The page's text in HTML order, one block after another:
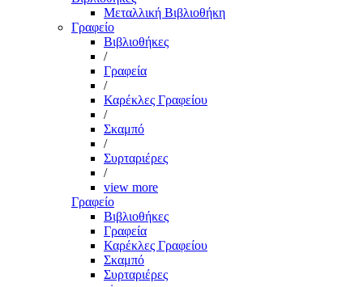
Μεταλλική Βιβλιοθήκη
Γραφείο
Βιβλιοθήκες
/
Γραφεία
/
Καρέκλες Γραφείου
/
Σκαμπό
/
Συρταριέρες
/
view more
Γραφείο
Βιβλιοθήκες
Γραφεία
Καρέκλες Γραφείου
Σκαμπό
Συρταριέρες